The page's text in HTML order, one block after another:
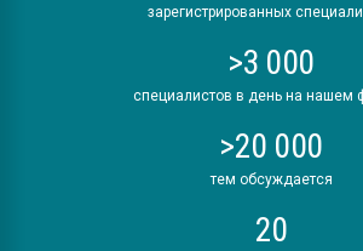
зарегистрированных
>3 000
специалистов в день на нашем
>20 000
тем обсуждается
20